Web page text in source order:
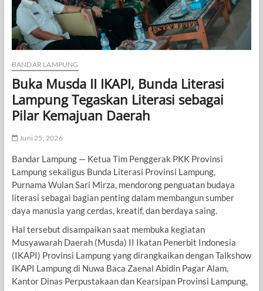
BANDAR LAMPUNG
Buka Musda II IKAPI, Bunda Literasi
Lampung Tegaskan Literasi sebagai
Pilar Kemajuan Daerah
Juni 25, 2026
Bandar Lampung — Ketua Tim Penggerak PKK Provinsi
Lampung sekaligus Bunda Literasi Provinsi Lampung,
Purnama Wulan Sari Mirza, mendorong penguatan budaya
literasi sebagai bagian penting dalam membangun sumber
daya manusia yang cerdas, kreatif, dan berdaya saing.
Hal tersebut disampaikan saat membuka kegiatan
Musyawarah Daerah (Musda) II Ikatan Penerbit Indonesia
(IKAPI) Provinsi Lampung yang dirangkaikan dengan Talkshow
IKAPI Lampung di Nuwa Baca Zaenal Abidin Pagar Alam,
Kantor Dinas Perpustakaan dan Kearsipan Provinsi Lampung,